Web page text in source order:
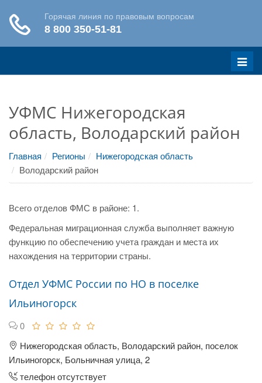
Меню
УФМС Нижегородская
область, Володарский район
Главная Регионы
Нижегородская область
Володарский район
Всего отделов ФМС в районе: 1.
Федеральная миграционная служба выполняет важную
функцию по обеспечению учета граждан и места их
нахождения на территории страны.
Отдел УФМС России по НО в поселке
Ильиногорск
0
Нижегородская область, Володарский район, поселок
Ильиногорск, Больничная улица, 2
телефон отсутствует